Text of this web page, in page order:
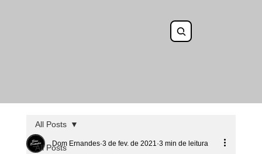
All Posts
All Posts
Dom Ernandes 3 de fev. de 2021 3 min de leitura